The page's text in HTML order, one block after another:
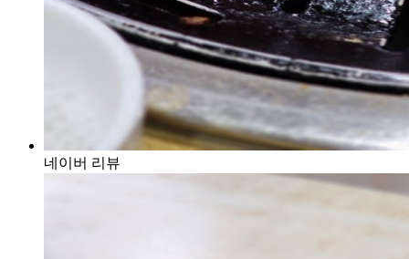
네이버 리뷰